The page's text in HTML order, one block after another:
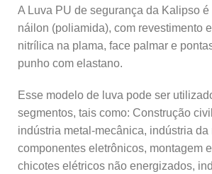
A Luva PU de segurança da Kalipso é
náilon (poliamida), com revestimento
nitrílica na plama, face palmar e
punho com elastano.
Esse modelo de luva pode ser
segmentos, tais como: Construção
indústria metal-mecânica, indústria da
componentes eletrônicos, montagem
chicotes elétricos não energizados,